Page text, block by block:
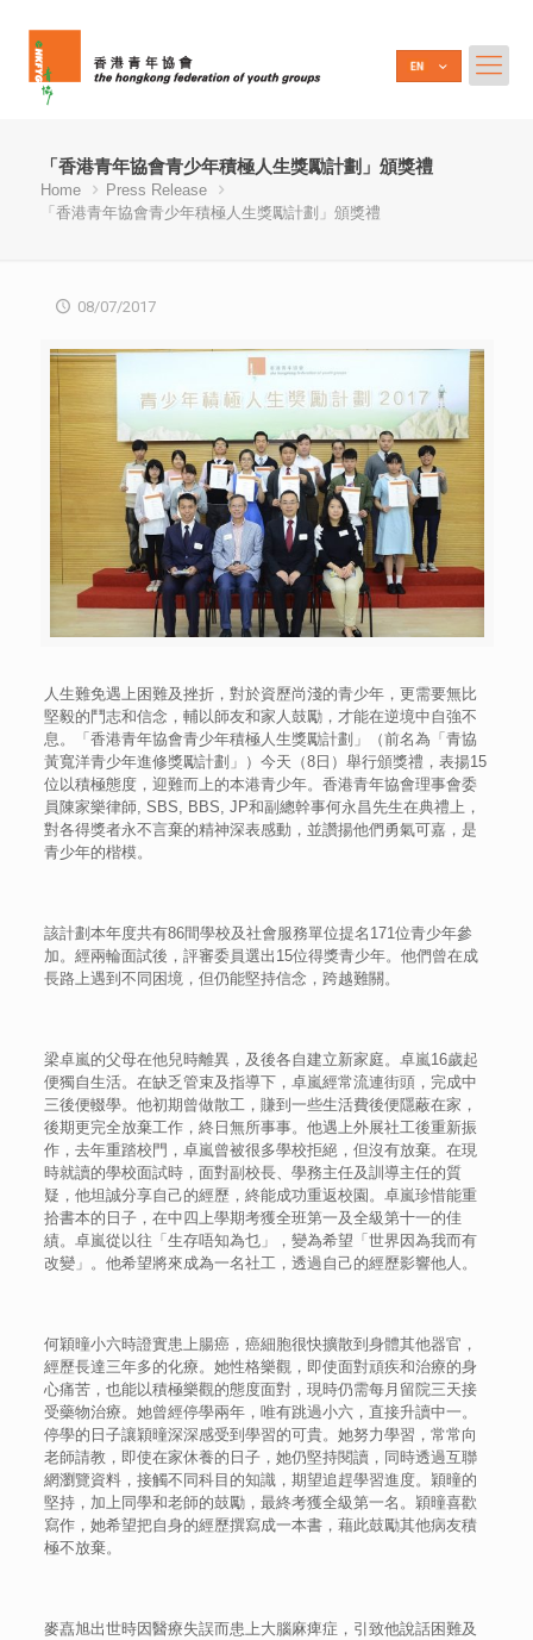
「香港青年協會青少年積極人生獎勵計劃」頒獎禮
Home
Press Release
「香港青年協會青少年積極人生獎勵計劃」頒獎禮
08/07/2017
人生難免遇上困難及挫折，對於資歷尚淺的青少年，更需要無比
堅毅的鬥志和信念，輔以師友和家人鼓勵，才能在逆境中自強不
息。「香港青年協會青少年積極人生獎勵計劃」（前名為「青協
黃寬洋青少年進修獎勵計劃」）今天（8日）舉行頒獎禮，表揚15
位以積極態度，迎難而上的本港青少年。香港青年協會理事會委
員陳家樂律師, SBS, BBS, JP和副總幹事何永昌先生在典禮上，
對各得獎者永不言棄的精神深表感動，並讚揚他們勇氣可嘉，是
青少年的楷模。
該計劃本年度共有86間學校及社會服務單位提名171位青少年參
加。經兩輪面試後，評審委員選出15位得獎青少年。他們曾在成
長路上遇到不同困境，但仍能堅持信念，跨越難關。
梁卓嵐的父母在他兒時離異，及後各自建立新家庭。卓嵐16歲起
便獨自生活。在缺乏管束及指導下，卓嵐經常流連街頭，完成中
三後便輟學。他初期曾做散工，賺到一些生活費後便隱蔽在家，
後期更完全放棄工作，終日無所事事。他遇上外展社工後重新振
作，去年重踏校門，卓嵐曾被很多學校拒絕，但沒有放棄。在現
時就讀的學校面試時，面對副校長、學務主任及訓導主任的質
疑，他坦誠分享自己的經歷，終能成功重返校園。卓嵐珍惜能重
拾書本的日子，在中四上學期考獲全班第一及全級第十一的佳
績。卓嵐從以往「生存唔知為乜」，變為希望「世界因為我而有
改變」。他希望將來成為一名社工，透過自己的經歷影響他人。
何穎曈小六時證實患上腸癌，癌細胞很快擴散到身體其他器官，
經歷長達三年多的化療。她性格樂觀，即使面對頑疾和治療的身
心痛苦，也能以積極樂觀的態度面對，現時仍需每月留院三天接
受藥物治療。她曾經停學兩年，唯有跳過小六，直接升讀中一。
停學的日子讓穎曈深深感受到學習的可貴。她努力學習，常常向
老師請教，即使在家休養的日子，她仍堅持閱讀，同時透過互聯
網瀏覽資料，接觸不同科目的知識，期望追趕學習進度。穎曈的
堅持，加上同學和老師的鼓勵，最終考獲全級第一名。穎曈喜歡
寫作，她希望把自身的經歷撰寫成一本書，藉此鼓勵其他病友積
極不放棄。
麥嚞旭出世時因醫療失誤而患上大腦麻痺症，引致他說話困難及